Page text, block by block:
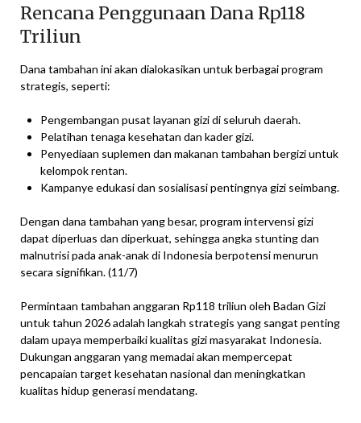
Rencana Penggunaan Dana Rp118
Triliun
Dana tambahan ini akan dialokasikan untuk berbagai program
strategis, seperti:
Pengembangan pusat layanan gizi di seluruh daerah.
Pelatihan tenaga kesehatan dan kader gizi.
Penyediaan suplemen dan makanan tambahan bergizi untuk
kelompok rentan.
Kampanye edukasi dan sosialisasi pentingnya gizi seimbang.
Dengan dana tambahan yang besar, program intervensi gizi
dapat diperluas dan diperkuat, sehingga angka stunting dan
malnutrisi pada anak-anak di Indonesia berpotensi menurun
secara signifikan. (11/7)
Permintaan tambahan anggaran Rp118 triliun oleh Badan Gizi
untuk tahun 2026 adalah langkah strategis yang sangat penting
dalam upaya memperbaiki kualitas gizi masyarakat Indonesia.
Dukungan anggaran yang memadai akan mempercepat
pencapaian target kesehatan nasional dan meningkatkan
kualitas hidup generasi mendatang.